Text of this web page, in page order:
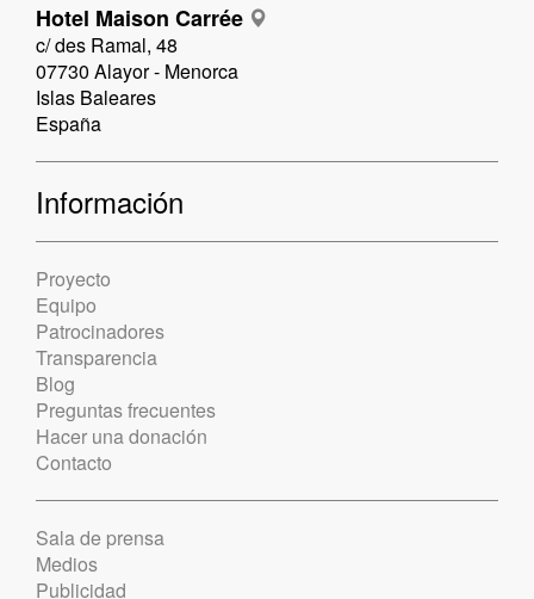
Hotel Maison Carrée
c/ des Ramal, 48
07730 Alayor - Menorca
Islas Baleares
España
Información
Proyecto
Equipo
Patrocinadores
Transparencia
Blog
Preguntas frecuentes
Hacer una donación
Contacto
Sala de prensa
Medios
Publicidad